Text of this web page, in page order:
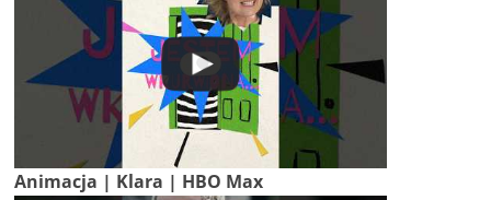
Animacja | Klara | HBO Max